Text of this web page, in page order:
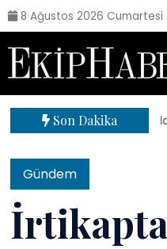
8 Ağustos 2026 Cumartesi
Son Dakika| 71 ilde
Gündem